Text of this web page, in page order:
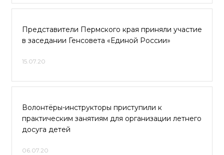
Представители Пермского края приняли участие
в заседании Генсовета «Единой России»
15.07.20
Волонтёры-инструкторы приступили к
практическим занятиям для организации летнего
досуга детей
06.07.20